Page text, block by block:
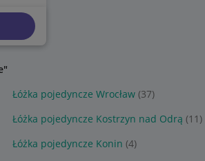
Łóżka pojedyncze Wrocław (37)
Łóżka pojedyncze Kostrzyn nad Odrą (11)
Łóżka pojedyncze Konin (4)